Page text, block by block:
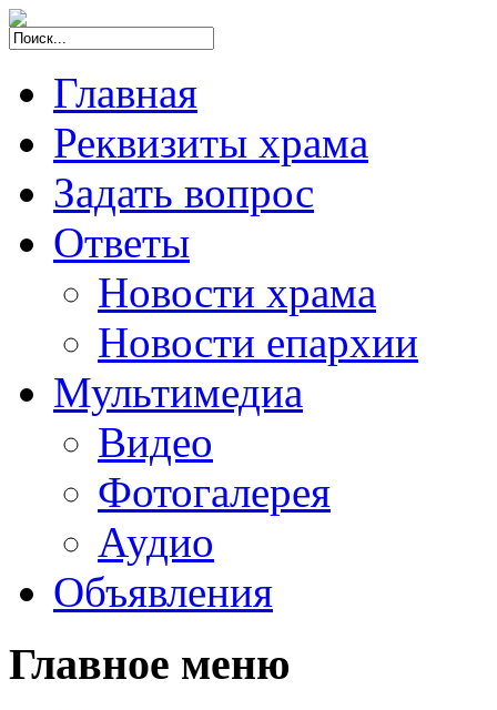
Главная
Реквизиты храма
Задать вопрос
Ответы
Новости храма
Новости епархии
Мультимедиа
Видео
Фотогалерея
Аудио
Объявления
Главное меню